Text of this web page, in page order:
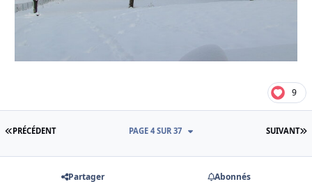
9
PREMIÈRE PAGE
PRÉCÉDENT SUIVANT
PAGE 4 SUR 37
Partager Abonnés